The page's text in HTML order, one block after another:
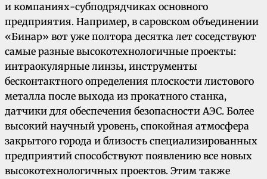
и компаниях-субподрядчиках основного
предприятия. Например, в саровском объединении
«Бинар» вот уже полтора десятка лет соседствуют
самые разные высокотехнологичные проекты:
интраокулярные линзы, инструменты
бесконтактного определения плоскости листового
металла после выхода из прокатного станка,
датчики для обеспечения безопасности АЭС. Более
высокий научный уровень, спокойная атмосфера
закрытого города и близость специализированных
предприятий способствуют появлению все новых
высокотехнологичных проектов. Этим также